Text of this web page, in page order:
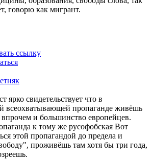
говорю как мигрант.
ссылку
ярко свидетельствует что в
всеохватывающей пропаганде живёшь
и большинство европейцев.
к тому же русофобская Вот
этой пропагандой до предела и
проживёшь там хотя бы три года,